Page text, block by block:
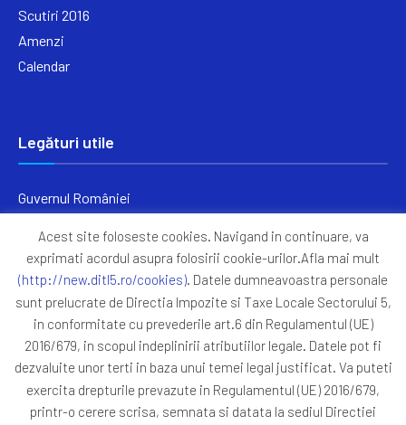
Scutiri 2016
Amenzi
Calendar
Legături utile
Guvernul României
Primăria Sectorul 5
ANAF
Protocoale
GDPR
Harta Site
Acest site foloseste cookies. Navigand in continuare, va
exprimati acordul asupra folosirii cookie-urilor.Afla mai mult
(http://new.ditl5.ro/cookies). Datele dumneavoastra personale
sunt prelucrate de Directia Impozite si Taxe Locale Sectorului 5,
in conformitate cu prevederile art.6 din Regulamentul (UE)
2016/679, in scopul indeplinirii atributiilor legale. Datele pot fi
dezvaluite unor terti in baza unui temei legal justificat. Va puteti
exercita drepturile prevazute in Regulamentul (UE) 2016/679,
printr-o cerere scrisa, semnata si datata la sediul Directiei